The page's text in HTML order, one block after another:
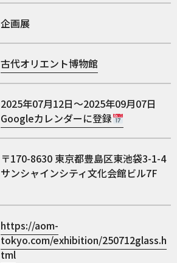
企画展
古代オリエント博物館
2025年07月12日～2025年09月07日
Googleカレンダーに登録
170-8630 東京都豊島区東池袋3-1-4
サンシャインシティ文化会館ビル7F
https://aom-
tokyo.com/exhibition/250712glass.h
tml